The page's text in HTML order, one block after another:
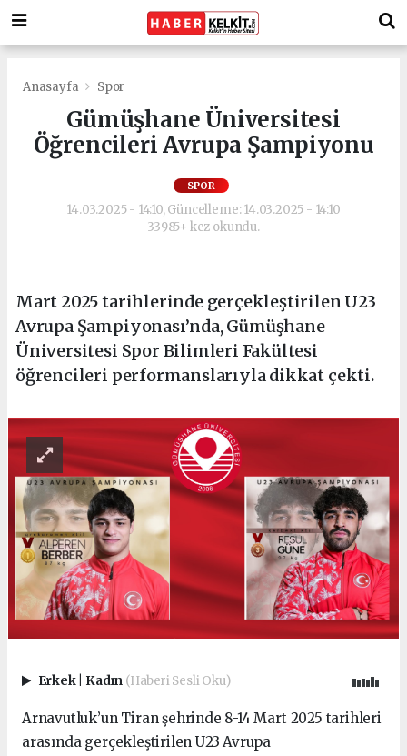
Anasayfa Spor
Gümüşhane Üniversitesi
Öğrencileri Avrupa Şampiyonu
SPOR
14.03.2025 - 14:10, Güncelleme: 14.03.2025 - 14:10
33985+ kez okundu.
Mart 2025 tarihlerinde gerçekleştirilen U23
Avrupa Şampiyonası’nda, Gümüşhane
Üniversitesi Spor Bilimleri Fakültesi
öğrencileri performanslarıyla dikkat çekti.
Erkek Kadın (Haberi Sesli Oku)
Arnavutluk’un Tiran şehrinde 8-14 Mart 2025 tarihleri
arasında gerçekleştirilen U23 Avrupa